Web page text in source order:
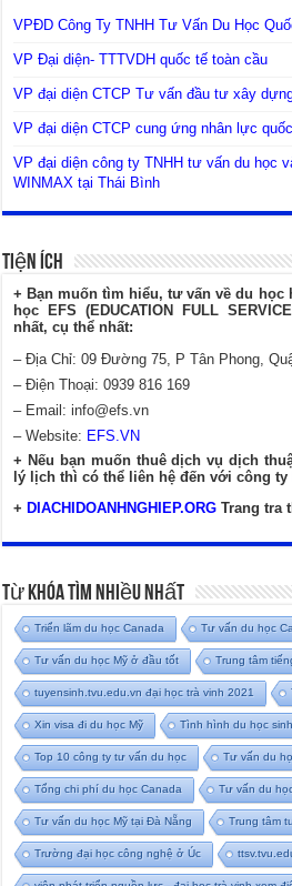
VPĐD Công Ty TNHH Tư Vấn Du Học
VP Đại diện- TTTVDH quốc tế toàn cầu
VP đại diện CTCP Tư vấn đầu tư xây
VP đại diện CTCP cung ứng nhân lực
VP đại diện công ty TNHH tư vấn du học
WINMAX tại Thái Bình
Tiện Ích
+ Bạn muốn tìm hiểu, tư vấn về du học
học EFS (EDUCATION FULL
nhất, cụ thể nhất:
– Địa Chỉ: 09 Đường 75, P Tân Phong,
– Điện Thoại: 0939 816 169
– Email:info@efs.vn
– Website: EFS.VN
+ Nếu bạn muốn thuê dịch vụ dịch
lý lịch thì có thể liên hệ đến với công ty
+ DIACHIDOANHNGHIEP.ORG Trang tra
Từ Khóa Tìm Nhiều Nhất
Triển lãm du học Canada Tư vấn du học
Tư vấn du học Mỹ ở đầu tốt Trung tâm
tuyensinh.tvu.edu.vn đại học trà vinh 2021
Xin visa đi du học Mỹ Tình hình du học
Top 10 công ty tư vấn du học Tư vấn du
Tổng chi phí du học Canada Tư vấn du
Tư vấn du học Mỹ tại Đà Nẵng Trung tâm
Trường đại học công nghệ ở Úc